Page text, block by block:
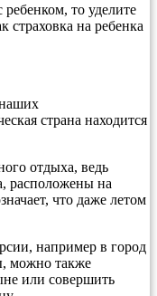
то уделите
на ребенка
страна находится
отдыха, ведь
расположены на
что даже летом
например в город
можно также
или совершить